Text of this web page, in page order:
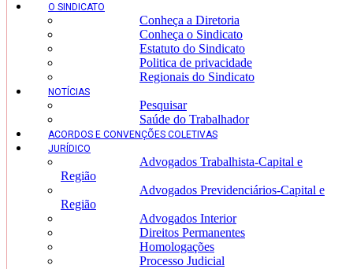
O SINDICATO
Conheça a Diretoria
Conheça o Sindicato
Estatuto do Sindicato
Politica de privacidade
Regionais do Sindicato
NOTÍCIAS
Pesquisar
Saúde do Trabalhador
ACORDOS E CONVENÇÕES COLETIVAS
JURÍDICO
Advogados Trabalhista-Capital e
Região
Advogados Previdenciários-Capital e
Região
Advogados Interior
Direitos Permanentes
Homologações
Processo Judicial